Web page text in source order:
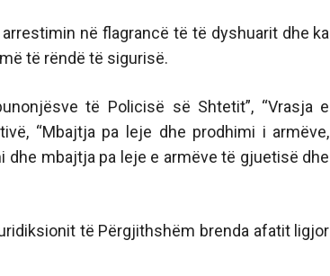
në flagrancë të të dyshuarit dhe ka
të rëndë të sigurisë.
të Policisë së Shtetit”, “Vrasja e
“Mbajtja pa leje dhe prodhimi i armëve,
dhe mbajtja pa leje e armëve të gjuetisë dhe
të Përgjithshëm brenda afatit ligjor